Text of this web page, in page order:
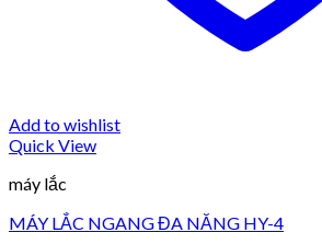
Add to wishlist
Quick View
máy lắc
MÁY LẮC NGANG ĐA NĂNG HY-4